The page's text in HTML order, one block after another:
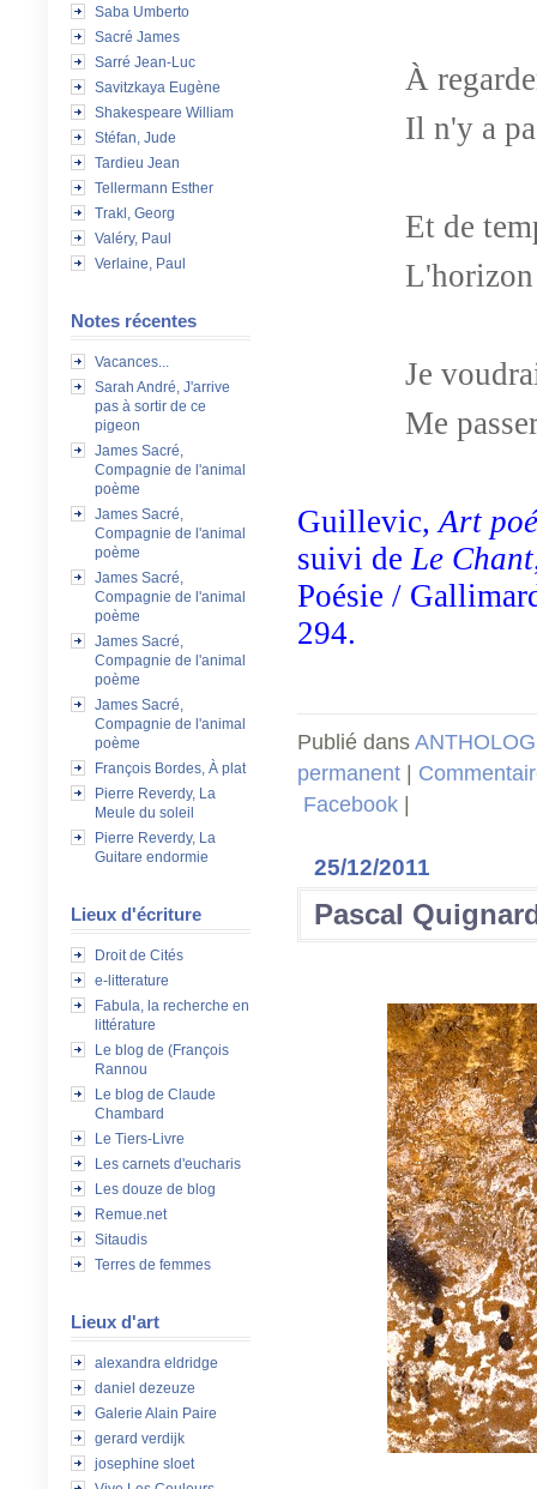
Saba Umberto
Sacré James
Sarré Jean-Luc
Savitzkaya Eugène
Shakespeare William
Stéfan, Jude
Tardieu Jean
Tellermann Esther
Trakl, Georg
Valéry, Paul
Verlaine, Paul
Notes récentes
Vacances...
Sarah André, J'arrive
pas à sortir de ce
pigeon
James Sacré,
Compagnie de l'animal
poème
James Sacré,
Compagnie de l'animal
poème
James Sacré,
Compagnie de l'animal
poème
James Sacré,
Compagnie de l'animal
poème
James Sacré,
Compagnie de l'animal
poème
François Bordes, À plat
Pierre Reverdy, La
Meule du soleil
Pierre Reverdy, La
Guitare endormie
Lieux d'écriture
Droit de Cités
e-litterature
Fabula, la recherche en
littérature
Le blog de (François
Rannou
Le blog de Claude
Chambard
Le Tiers-Livre
Les carnets d'eucharis
Les douze de blog
Remue.net
Sitaudis
Terres de femmes
Lieux d'art
alexandra eldridge
daniel dezeuze
Galerie Alain Paire
gerard verdijk
josephine sloet
À
Il n'y a
Et de
L'horizon
Je
Me
Guillevic, Art
suivi de Le Chant
Poésie /
294.
Publié dans
permanent |
Facebook |
25/12/2011
Pascal